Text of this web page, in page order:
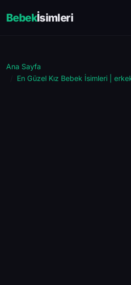
Bebekİsimleri
Ana Sayfa
En Güzel Kız Bebek İsimleri |